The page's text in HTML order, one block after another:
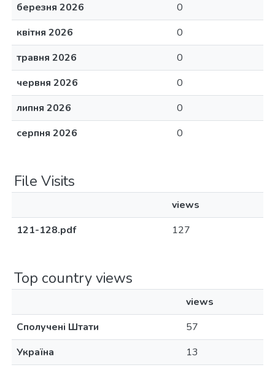
березня 2026
0
квітня 2026
0
травня 2026
0
червня 2026
0
липня 2026
0
серпня 2026
0
File Visits
views
121-128.pdf
127
Top country views
views
Сполучені Штати
57
Україна
13